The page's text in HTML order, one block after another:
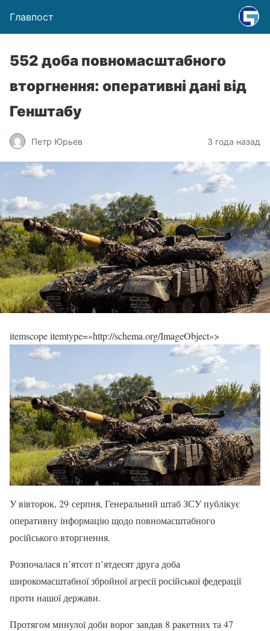
Главпост
552 доба повномасштабного
вторгнення: оперативні дані від
Генштабу
Петр Юрьев 3 года назад
itemscope itemtype=»http://schema.org/ImageObject»>
У вівторок, 29 серпня, Генеральний штаб ЗСУ публікує
оперативну інформацію щодо повномасштабного
російського вторгнення.
Розпочалася п’ятсот п’ятдесят друга доба
широкомасштабної збройної агресії російської федерації
проти нашої держави.
Протягом минулої доби ворог завдав 8 ракетних та 47